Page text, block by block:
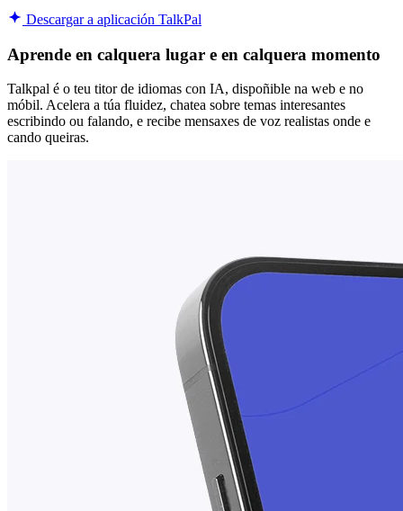
Descargar a aplicación TalkPal
Aprende en calquera lugar e en calquera momento
Talkpal é o teu titor de idiomas con IA, dispoñible na web e no
móbil. Acelera a túa fluidez, chatea sobre temas interesantes
escribindo ou falando, e recibe mensaxes de voz realistas onde e
cando queiras.